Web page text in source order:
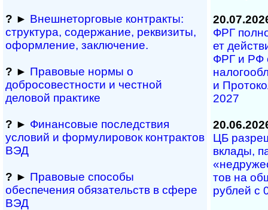
? ► Внешнеторговые контракты:
структура, содержание, реквизиты,
оформление, заключение.
? ► Правовые нормы о
добросовестности и чест­ной
деловой практике
? ► Финансовые последствия
условий и формулировок контрактов
ВЭД
? ► Правовые способы
обеспечения обяза­тельств в сфере
ВЭД
ФРГ
ет
ФРГ и РФ
и
2027
ЦБ
вкла­ды,
тов на
руб­лей с